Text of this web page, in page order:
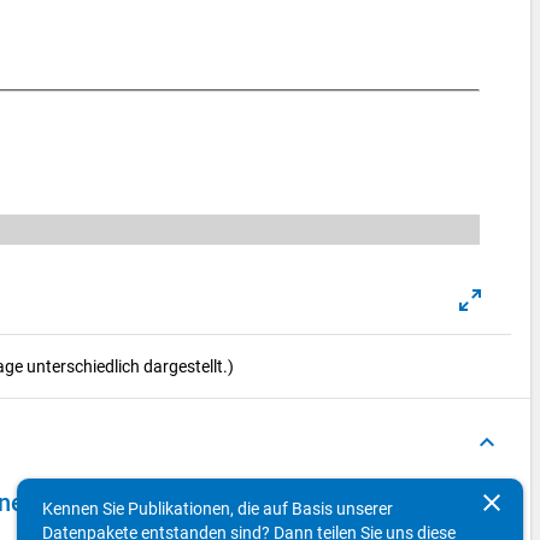
unterschiedlich dargestellt.)
keyboard_arrow_up
- zweite Welle, Vertiefungsbefragung Mobilität clear
Kennen Sie Publikationen, die auf Basis unserer
Datenpakete entstanden sind? Dann teilen Sie uns diese